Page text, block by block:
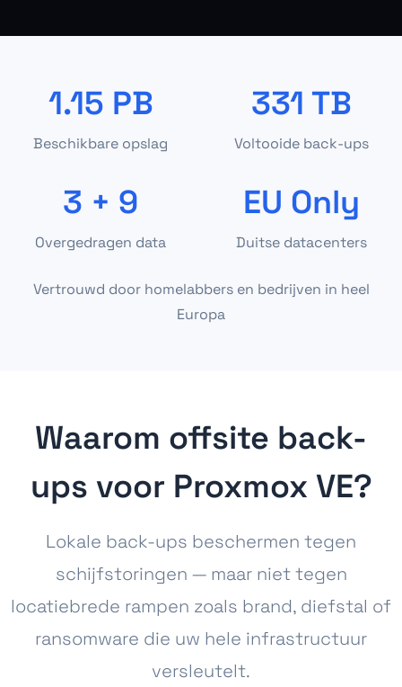
1.15 PB
Beschikbare opslag
331 TB
Voltooide back-ups
3 + 9
Overgedragen data
EU Only
Duitse datacenters
Vertrouwd door homelabbers en bedrijven in heel
Europa
Waarom offsite back-
ups voor Proxmox VE?
Lokale back-ups beschermen tegen
schijfstoringen — maar niet tegen
locatiebrede rampen zoals brand, diefstal of
ransomware die uw hele infrastructuur
versleutelt.